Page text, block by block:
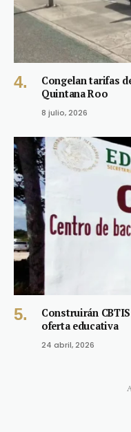
Congelan tarifas
Quintana Roo
8 julio, 2026
Construirán
oferta educativa
24 abril, 2026